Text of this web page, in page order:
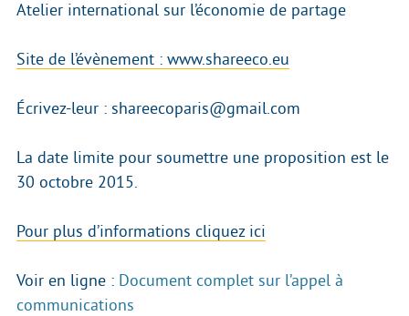
Atelier international sur l’économie de partage
Site de l’évènement : www.shareeco.eu
Écrivez-leur : shareecoparis@gmail.com
La date limite pour soumettre une proposition est le
30 octobre 2015.
Pour plus d’informations cliquez ici
Voir en ligne : Document complet sur l’appel à
communications